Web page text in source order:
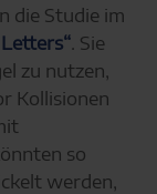
die Studie im
. Sie
zu nutzen,
Kollisionen
so
werden,